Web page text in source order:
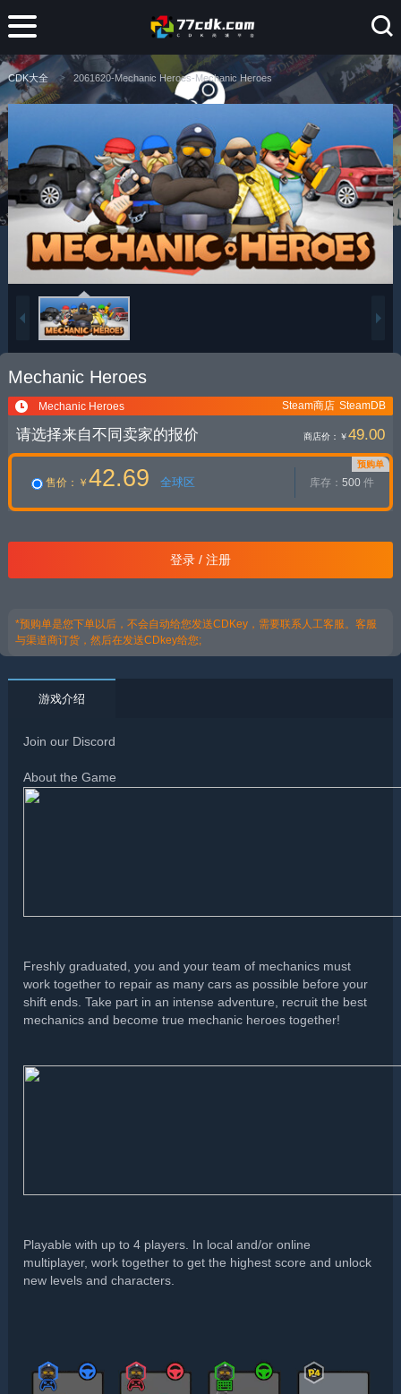
CDK大全 2061620-Mechanic Heroes-Mechanic Heroes
Mechanic Heroes
Mechanic Heroes SteamDB
Steam商店
请选择来自不同卖家的报价 商店价： ￥49.00
预购单
售价 ：￥42.69 全球区 库存： 500件
登录 / 注册
*预购单是您下单以后，不会自动给您发送CDKey，需要联系人工客服。客服
与渠道商订货，然后在发送CDkey给您;
游戏介绍
Join our Discord
About the Game
Freshly graduated, you and your team of mechanics must
work together to repair as many cars as possible before your
shift ends. Take part in an intense adventure, recruit the best
mechanics and become true mechanic heroes together!
Playable with up to 4 players. In local and/or online
multiplayer, work together to get the highest score and unlock
new levels and characters.